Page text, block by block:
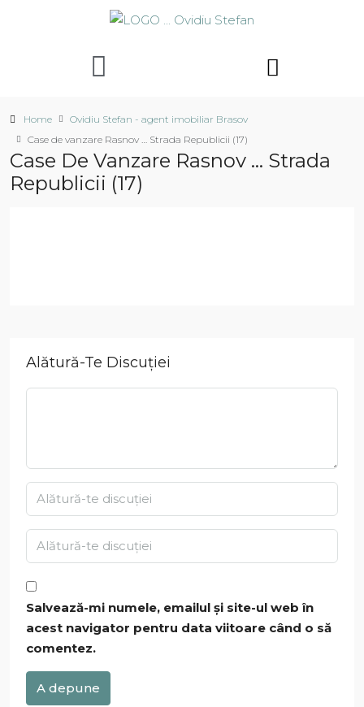
Home
Ovidiu Stefan - agent imobiliar Brasov
Case de vanzare Rasnov … Strada Republicii (17)
Case De Vanzare Rasnov … Strada
Republicii (17)
Alătură-Te Discuției
Salvează-mi numele, emailul și site-ul web în
acest navigator pentru data viitoare când o să
comentez.
A depune